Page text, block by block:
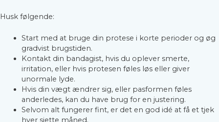
Husk følgende:
Start med at bruge din protese i korte perioder og øg
gradvist brugstiden.
Kontakt din bandagist, hvis du oplever smerte,
irritation, eller hvis protesen føles løs eller giver
unormale lyde.
Hvis din vægt ændrer sig, eller pasformen føles
anderledes, kan du have brug for en justering.
Selvom alt fungerer fint, er det en god idé at få et tjek
hver sjette måned.